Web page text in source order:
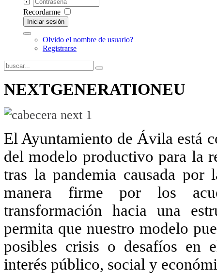
Recordarme
Iniciar sesión
Olvido el nombre de usuario?
Registrarse
NEXTGENERATIONEU
El Ayuntamiento de Ávila está
del modelo productivo para la
tras la pandemia causada
manera firme por los
transformación hacia una
permita que nuestro modelo
posibles crisis o desafíos en
interés público, social y